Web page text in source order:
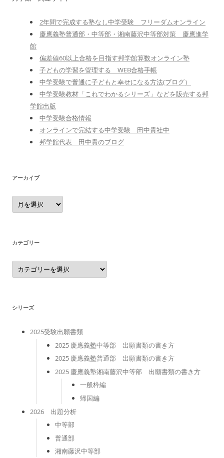
2年間で完成する塾なし中学受験 フリーダムオンライン
慶應義塾普通部・中等部・湘南藤沢中等部対策 慶應進学
館
偏差値60以上合格を目指す邦学館算数オンライン塾
子どもの学習を管理する WEB合格手帳
中学受験で普通に子どもと幸せになる方法(ブログ）
中学受験教材「これでわかるシリーズ」などを販売する邦
学館出版
中学受験合格情報
オンラインで完結する中学受験 田中貴社中
邦学館代表 田中貴のブログ
アーカイブ
ア
ー
カ
カテゴリー
カ
テ
ゴ
シリーズ
2025受験出願書類
2025 慶應義塾中等部 出願書類の書き方
2025 慶應義塾普通部 出願書類の書き方
2025 慶應義塾湘南藤沢中等部 出願書類の書き方
一般枠編
帰国編
2026 出題分析
中等部
普通部
湘南藤沢中等部